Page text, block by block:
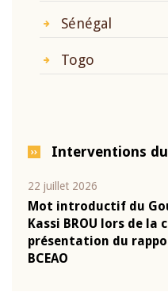
Sénégal
Togo
Interventions
22 juillet 2026
Mot introductif du
Kassi BROU lors de la
présentation du
BCEAO